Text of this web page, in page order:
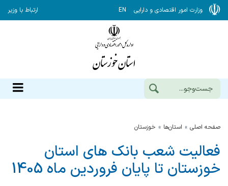
وزارت امور اقتصادی و دارایی EN ارتباط با وزیر
صفحه اصلی استان‌ها خوزستان
فعالیت شعب بانک های استان
خوزستان تا پایان فروردین ماه 1405